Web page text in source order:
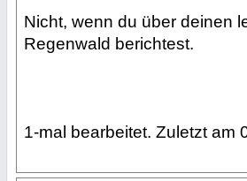
Nicht, wenn du über deinen
Regenwald berichtest.
1-mal bearbeitet. Zuletzt am